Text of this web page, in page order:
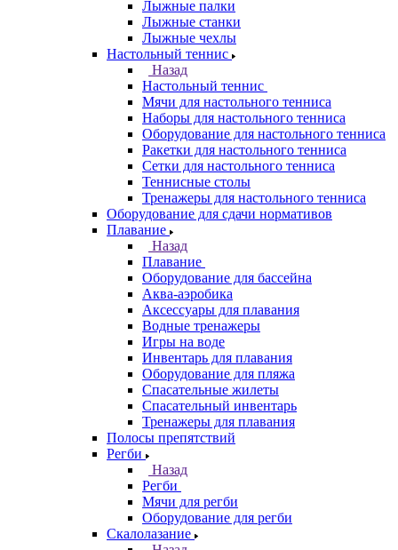
Лыжные палки
Лыжные станки
Лыжные чехлы
Настольный теннис
Назад
Настольный теннис
Мячи для настольного тенниса
Наборы для настольного тенниса
Оборудование для настольного тенниса
Ракетки для настольного тенниса
Сетки для настольного тенниса
Теннисные столы
Тренажеры для настольного тенниса
Оборудование для сдачи нормативов
Плавание
Назад
Плавание
Оборудование для бассейна
Аква-аэробика
Аксессуары для плавания
Водные тренажеры
Игры на воде
Инвентарь для плавания
Оборудование для пляжа
Спасательные жилеты
Спасательный инвентарь
Тренажеры для плавания
Полосы препятствий
Регби
Назад
Регби
Мячи для регби
Оборудование для регби
Скалолазание